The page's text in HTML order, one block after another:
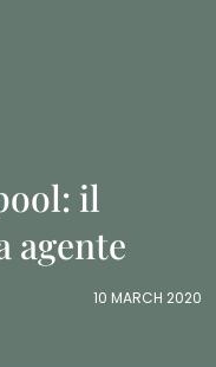
il
agente
10 MARCH 2020